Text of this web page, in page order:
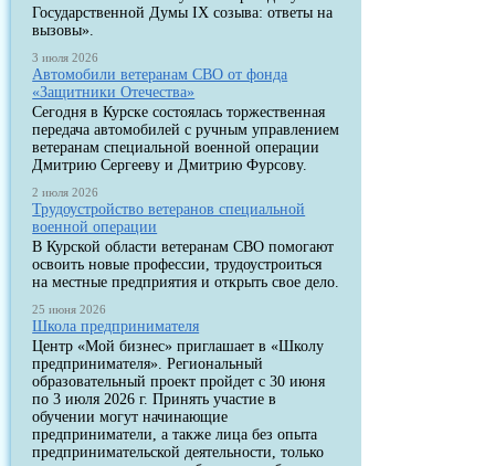
Государственной Думы IX созыва: ответы на
вызовы».
3 июля 2026
Автомобили ветеранам СВО от фонда
«Защитники Отечества»
Сегодня в Курске состоялась торжественная
передача автомобилей с ручным управлением
ветеранам специальной военной операции
Дмитрию Сергееву и Дмитрию Фурсову.
2 июля 2026
Трудоустройство ветеранов специальной
военной операции
В Курской области ветеранам СВО помогают
освоить новые профессии, трудоустроиться
на местные предприятия и открыть свое дело.
25 июня 2026
Школа предпринимателя
Центр «Мой бизнес» приглашает в «Школу
предпринимателя». Региональный
образовательный проект пройдет с 30 июня
по 3 июля 2026 г. Принять участие в
обучении могут начинающие
предприниматели, а также лица без опыта
предпринимательской деятельности, только